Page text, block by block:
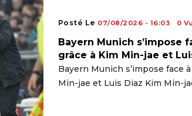
Posté Le 07/08/2026 - 16:03 0
Bayern Munich s’impose
grâce à Kim Min-jae et
Bayern Munich s’impose face
Min-jae et Luis Diaz Kim Min-